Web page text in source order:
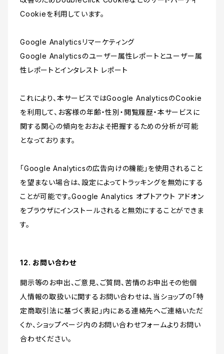
Cookieを利用しています。
Google Analyticsリマーケティング
Google Analyticsのユーザー属性レポートとユーザー属
性レポートとインタレスト レポート
これにより、本サービスではGoogle AnalyticsのCookie
を利用して、お客様の年齢・性別・閲覧履歴・本サービスに
関する関心の傾向をおおよそ把握するための分析が可能
となっております。
「Google Analyticsの広告向けの機能」を使用されること
を望まない場合は、設定によってトラッキングを無効にする
ことが可能です。Google Analytics オプトアウト アドオン
をブラウザにインストールされると無効にすることができま
す。
12. お問い合わせ
開示等のお申出、ご意見、ご質問、苦情のお申出その他個
人情報の取扱いに関するお問い合わせは、当ショップの「特
定商取引法に基づく表記」内にある連絡先へご連絡いただ
くか、ショップページ内のお問い合わせフォームよりお問い
合わせください。